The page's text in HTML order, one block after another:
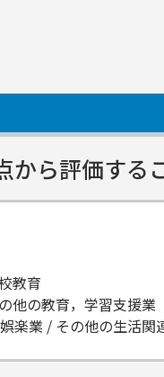
から評価する
教育
他の教育，学習支援業
楽業 / その他の生活関